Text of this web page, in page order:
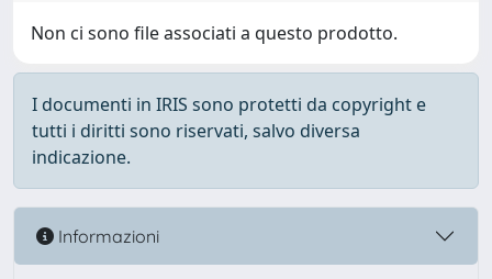
Non ci sono file associati a questo prodotto.
I documenti in IRIS sono protetti da copyright e
tutti i diritti sono riservati, salvo diversa
indicazione.
Informazioni